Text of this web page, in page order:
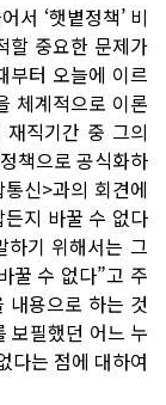
서 ‘햇볕정책’ 비
할 중요한 문제가
부터 오늘에 이르
체계적으로 이론
직기간 중 그의
책으로 공식화하
신>과의 회견에
든지 바꿀 수 없다
기 위해서는 그
꿀 수 없다”고 주
내용으로 하는 것
보필했던 어느 누
다는 점에 대하여